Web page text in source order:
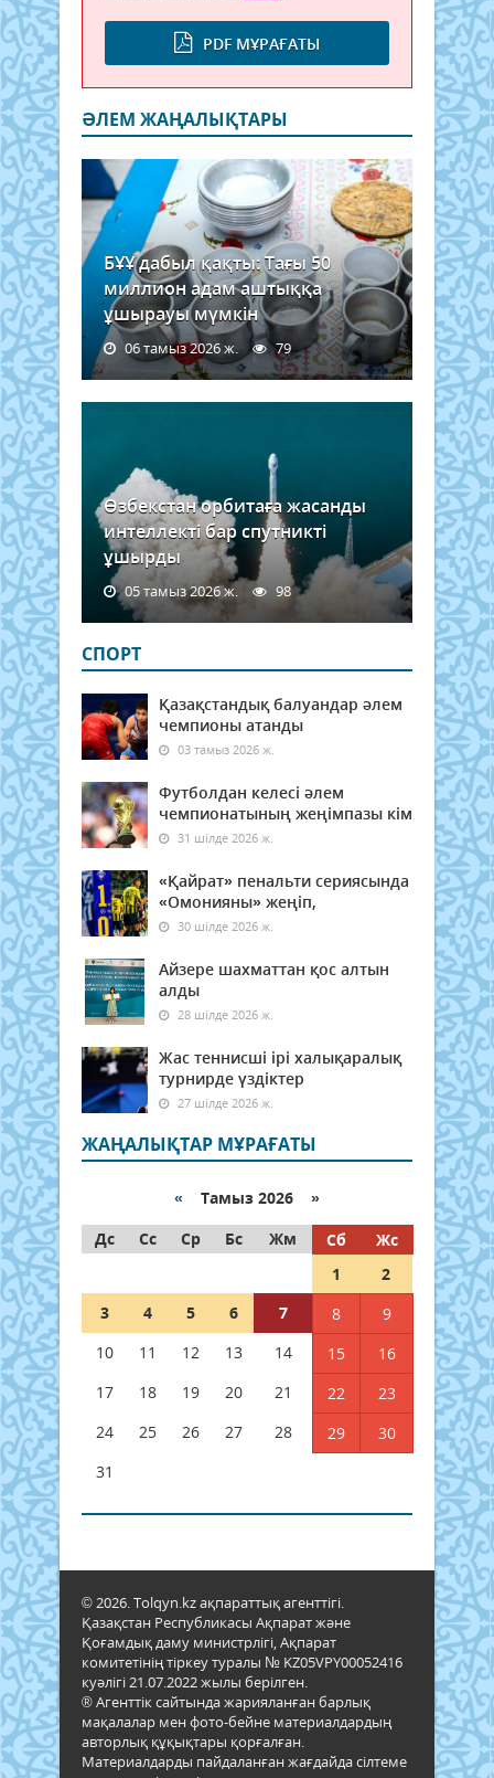
PDF МҰРАҒАТЫ
ӘЛЕМ ЖАҢАЛЫҚТАРЫ
БҰҰ дабыл қақты: Тағы 50
миллион адам аштыққа
ұшырауы мүмкін
06 тамыз 2026 ж. 79
Өзбекстан орбитаға жасанды
интеллекті бар спутникті
ұшырды
05 тамыз 2026 ж. 98
СПОРТ
Қазақстандық балуандар әлем
чемпионы атанды
03 тамыз 2026 ж.
Футболдан келесі әлем
чемпионатының жеңімпазы кім
31 шілде 2026 ж.
«Қайрат» пенальти сериясында
«Омонияны» жеңіп,
30 шілде 2026 ж.
Айзере шахматтан қос алтын
алды
28 шілде 2026 ж.
Жас теннисші ірі халықаралық
турнирде үздіктер
27 шілде 2026 ж.
ЖАҢАЛЫҚТАР МҰРАҒАТЫ
« Тамыз 2026 »
Дс
Сс Ср Бс Жм Сб
Жс
1
2
3
4 5 6 7 8
9
10
11 12 13 14 15
16
17
18 19 20 21 22
23
24
25 26 27 28 29
30
31
© 2026. Tolqyn.kz ақпараттық агенттігі.
Қазақстан Республикасы Ақпарат және
Қоғамдық даму министрлігі, Ақпарат
комитетінің тіркеу туралы № KZ05VPY00052416
куәлігі 21.07.2022 жылы берілген.
® Агенттік сайтында жарияланған барлық
мақалалар мен фото-бейне материалдардың
авторлық құқықтары қорғалған.
Материалдарды пайдаланған жағдайда сілтеме